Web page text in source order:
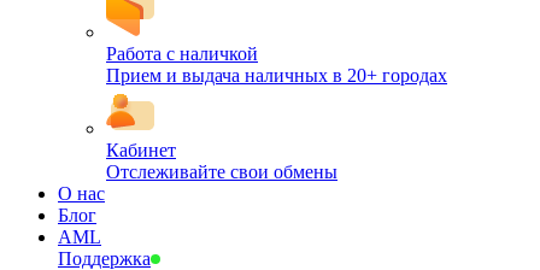
Работа с наличкой
Прием и выдача наличных в 20+ городах
Кабинет
Отслеживайте свои обмены
О нас
Блог
AML
Поддержка